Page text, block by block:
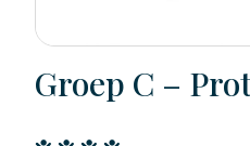
Groep C –